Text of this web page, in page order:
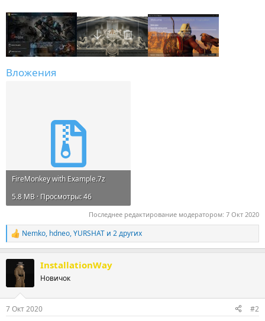
Вложения
FireMonkey with Example.7z
5.8 MB · Просмотры: 46
Последнее редактирование модератором: 7 Окт 2020
Р
е
ц
Nemko, hdneo,YURSHAT и 2 других
InstallationWay
Новичок
7 Окт 2020 #2